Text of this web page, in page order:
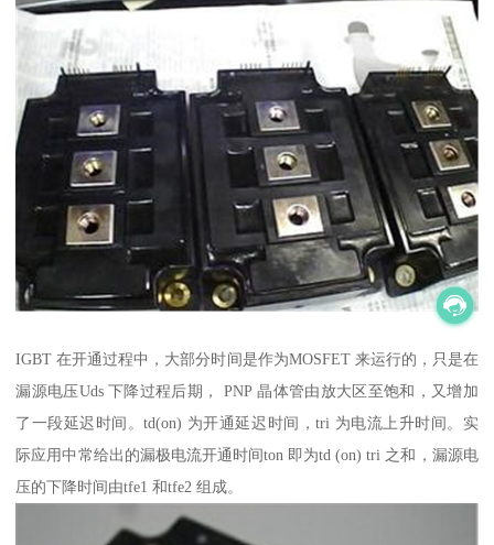
IGBT 在开通过程中，大部分时间是作为MOSFET 来运行的，只是在
漏源电压Uds 下降过程后期， PNP 晶体管由放大区至饱和，又增加
了一段延迟时间。td(on) 为开通延迟时间，tri 为电流上升时间。实
际应用中常给出的漏极电流开通时间ton 即为td (on) tri 之和，漏源电
压的下降时间由tfe1 和tfe2 组成。